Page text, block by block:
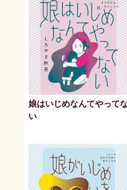
娘はいじめなんてやって
い